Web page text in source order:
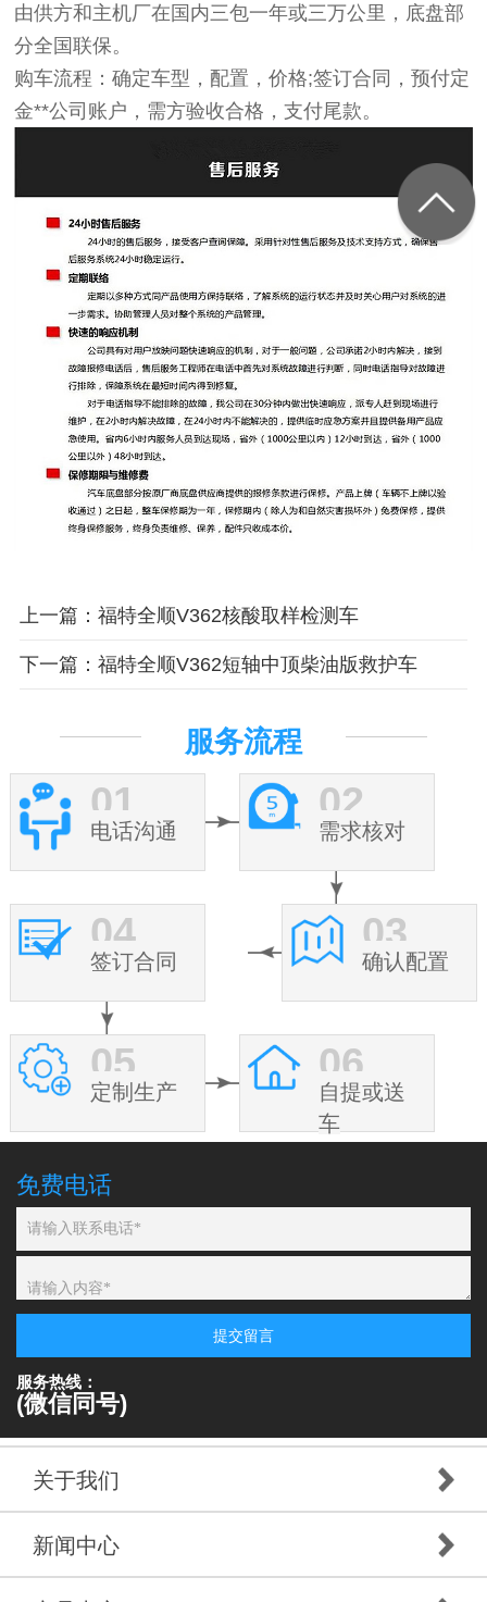
由供方和主机厂在国内三包一年或三万公里，底盘部
分全国联保。
购车流程 ：确定车型，配置，价格;签订合同，预付定
金**公司账户，需方验收合格，支付尾款。
上一篇：福特全顺V362核酸取样检测车
下一篇：福特全顺V362短轴中顶柴油版救护车
服务流程
01
电话沟通
02
需求核对
03
确认配置
04
签订合同
05
定制生产
06
自提或送
车
免费电话
提交留言
服务热线：
(微信同号)
关于我们
新闻中心